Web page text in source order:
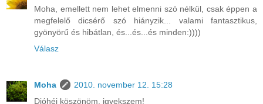
Moha, emellett nem lehet elmenni szó nélkül, csak éppen a
megfelelő dicsérő szó hiányzik... valami fantasztikus,
gyönyörű és hibátlan, és...és...és minden:))))
Válasz
Moha
2010. november 12. 15:28
Dióhéj köszönöm, igyekszem!